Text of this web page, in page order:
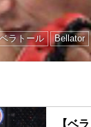
ベラトール Bellator
【ベ